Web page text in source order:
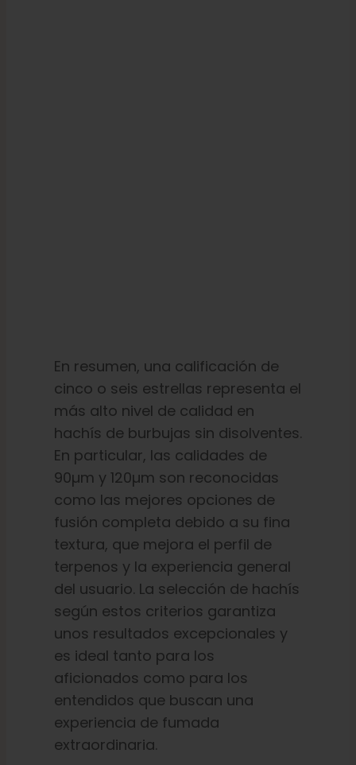
En resumen, una calificación de
cinco o seis estrellas representa el
más alto nivel de calidad en
hachís de burbujas sin disolventes.
En particular, las calidades de
90µm y 120µm son reconocidas
como las mejores opciones de
fusión completa debido a su fina
textura, que mejora el perfil de
terpenos y la experiencia general
del usuario. La selección de hachís
según estos criterios garantiza
unos resultados excepcionales y
es ideal tanto para los
aficionados como para los
entendidos que buscan una
experiencia de fumada
extraordinaria.